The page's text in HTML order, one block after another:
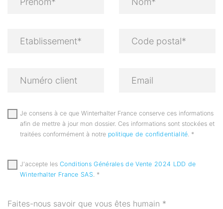
Je consens à ce que Winterhalter France conserve ces informations
afin de mettre à jour mon dossier. Ces informations sont stockées et
traitées conformément à notre politique de confidentialité *
J'accepte les Conditions Générales de Vente 2024 LDD de
Winterhalter France SAS *
Faites-nous savoir que vous êtes humain *